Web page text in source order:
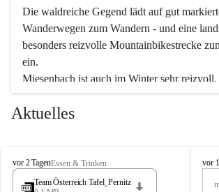
Die waldreiche Gegend lädt auf gut
Wanderwegen zum Wandern - und eine
besonders reizvolle Mountainbikestrecke
ein.
Miesenbach ist auch im Winter sehr
Eisstockschießen gibt es auf dem nahe
wunderschöne Naturschneepisten, die zum
vielfältige Angebot unserer Kulturvereine.
Aktuelles
M
i
vor 2 TagenEssen & Trinken
Team Österreich Tafel_Pernitz
M
vor